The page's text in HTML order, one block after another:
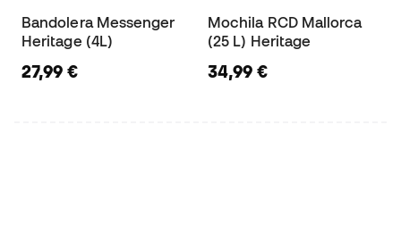
Bandolera Messenger
Heritage (4L)
27,99 €
Mochila RCD Mallorca
(25 L) Heritage
34,99 €